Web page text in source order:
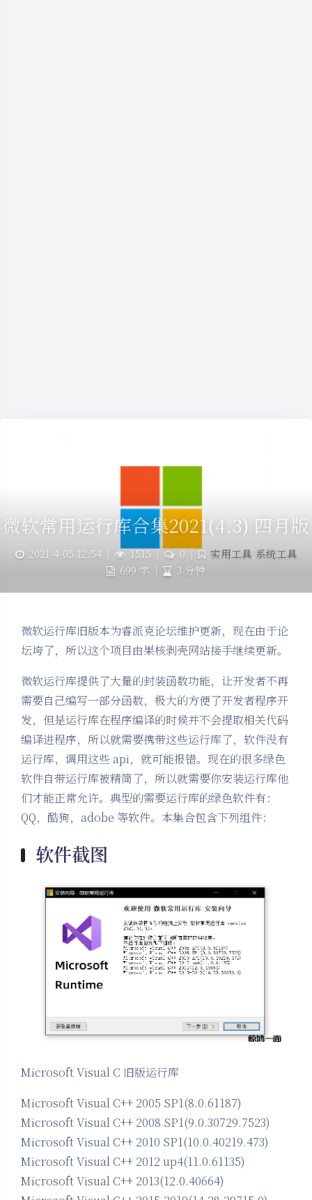
微软常用运行库合集2021(4.3) 四月版
2021-4-05 12:54 1515 | 0 | 实用工具 系统工具
699 字 | 3 分钟
微软运行库旧版本为睿派克论坛维护更新，现在由于论
坛垮了，所以这个项目由果核剥壳网站接手继续更新。
微软运行库提供了大量的封装函数功能，让开发者不再
需要自己编写一部分函数，极大的方便了开发者程序开
发，但是运行库在程序编译的时候并不会提取相关代码
编译进程序，所以就需要携带这些运行库了，软件没有
运行库，调用这些 api，就可能报错。现在的很多绿色
软件自带运行库被精简了，所以就需要你安装运行库他
们才能正常允许。典型的需要运行库的绿色软件有：
QQ，酷狗，adobe 等软件。本集合包含下列组件：
软件截图
Microsoft Visual C 旧版运行库
Microsoft Visual C++ 2005 SP1(8.0.61187)
Microsoft Visual C++ 2008 SP1(9.0.30729.7523)
Microsoft Visual C++ 2010 SP1(10.0.40219.473)
Microsoft Visual C++ 2012 up4(11.0.61135)
Microsoft Visual C++ 2013(12.0.40664)